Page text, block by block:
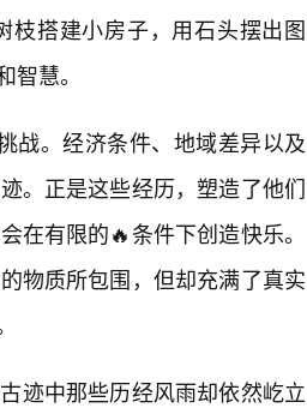
枝搭建小房子，用石头摆出图
慧。
战。经济条件、地域差异以及
。正是这些经历，塑造了他们
在有限的🔥条件下创造快乐。
物质所包围，但却充满了真实
迹中那些历经风雨却依然屹立